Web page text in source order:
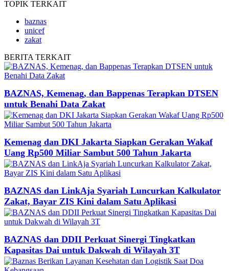
TOPIK TERKAIT
baznas
unicef
zakat
BERITA TERKAIT
BAZNAS, Kemenag, dan Bappenas Terapkan DTSEN
untuk Benahi Data Zakat
Kemenag dan DKI Jakarta Siapkan Gerakan Wakaf
Uang Rp500 Miliar Sambut 500 Tahun Jakarta
BAZNAS dan LinkAja Syariah Luncurkan Kalkulator
Zakat, Bayar ZIS Kini dalam Satu Aplikasi
BAZNAS dan DDII Perkuat Sinergi Tingkatkan
Kapasitas Dai untuk Dakwah di Wilayah 3T